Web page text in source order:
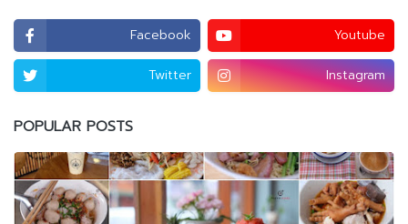
Facebook Youtube
Twitter Instagram
POPULAR POSTS